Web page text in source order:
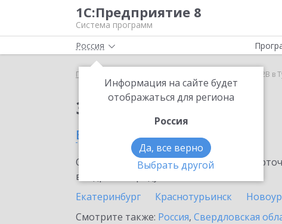
1С:Предприятие 8
Система программ
Россия
Информация на сайте будет
отображаться для региона
Россия
Да, все верно
Выбрать другой
Главная 1С:СБП C2B в
Заказать 1С:СБП C2B
в Туринске
Ознакомьтесь с информационными
внедрение продукта.
Екатеринбург
Краснотурьинск
Смотрите также: Россия, Свердловская